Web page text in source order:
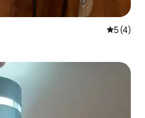
5 de
5 (4)